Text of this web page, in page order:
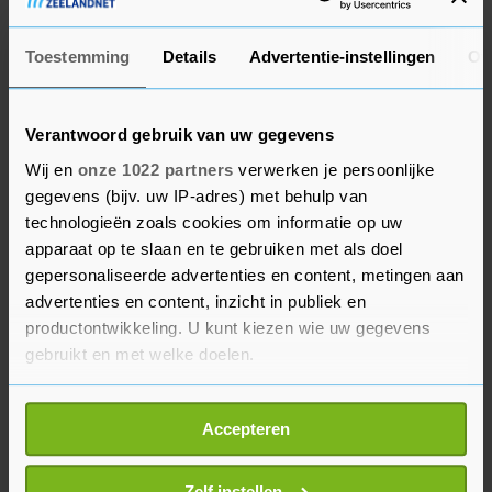
Toestemming Details Advertentie-instellingen
Verantwoord gebruik van uw gegevens
Wij en onze 1022 partners verwerken je persoonlijke
gegevens (bijv. uw IP-adres) met behulp van
technologieën zoals cookies om informatie op uw
apparaat op te slaan en te gebruiken met als doel
gepersonaliseerde advertenties en content, metingen aan
advertenties en content, inzicht in publiek en
productontwikkeling. U kunt kiezen wie uw gegevens
gebruikt en met welke doelen.
Als u het toestaat, willen we ook graag:
Informatie verzamelen over uw geografische
locatie, die tot een paar meter nauwkeurig kan zijn
Accepteren
en uitzender Randstad waren de grootste dalers
met verliezen tot 8,6 procent. Investeringsbedrijf
Exor presteerde het minst slecht met een min
van 1,2 procent bij de grote fondsen in
Amsterdam.
Shell leverde 5,3 procent in door de aanhoudende
daling van de olieprijzen. Een vat Amerikaanse
olie werd 2,2 procent goedkoper op 60,65 dollar.
Brentolie zakte 2 procent in prijs tot 64,26 dollar
per vat. Vrijdag werd olie al ongeveer 7 procent
goedkoper. Het olie- en gasconcern kwam ook
met een update over het eerste kwartaal, waarin
de verwachtingen voor de gasproductie werden
verlaagd door onverwachte